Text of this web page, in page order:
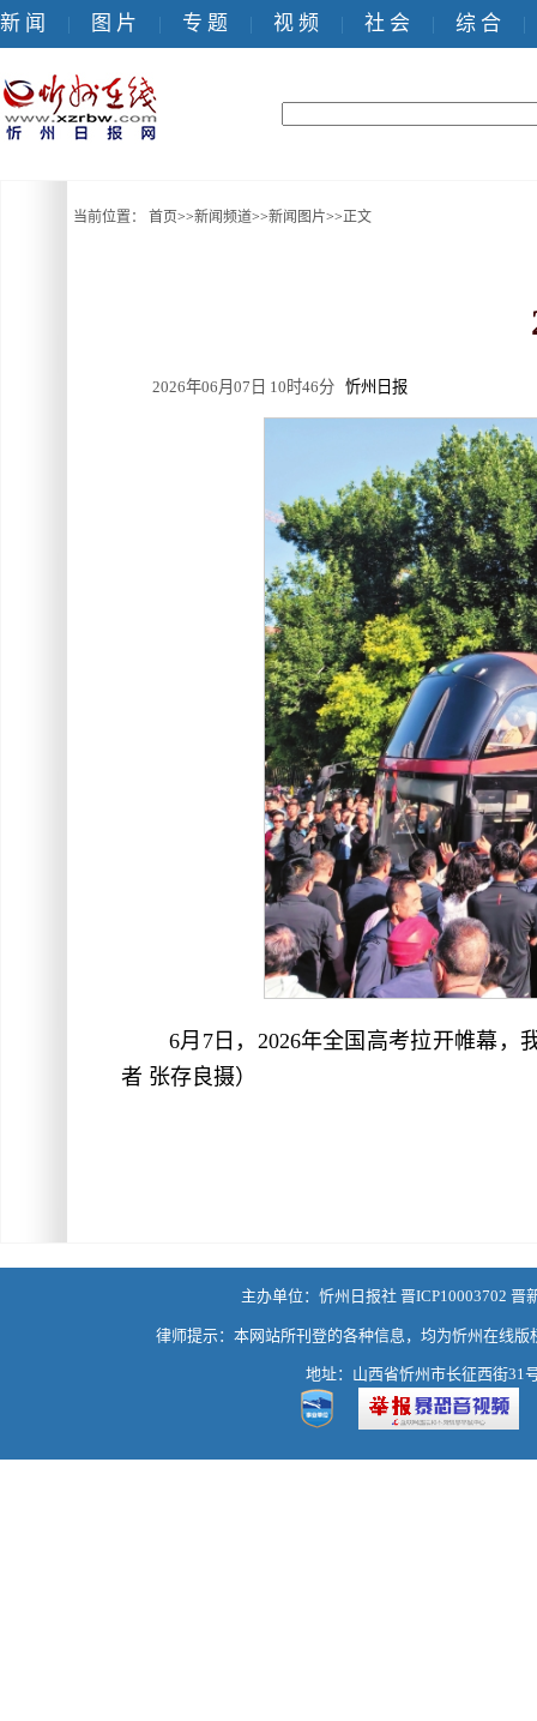
新 闻 | 图 片 | 专 题 | 视 频 | 社 会 | 综 合 |
当前位置： 首页>>新闻频道>>新闻图片>>正文
2026年06月07日 10时46分 忻州日报
6月7日，2026年全国高考拉开帷幕，
者 张存良摄）
主办单位：忻州日报社 晋ICP10003702 晋
律师提示：本网站所刊登的各种信息，均为忻州在线
地址：山西省忻州市长征西街31